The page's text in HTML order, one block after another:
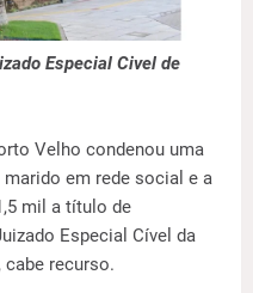
Especial Civel de
Velho condenou uma
em rede social e a
mil a título de
Especial Cível da
recurso.